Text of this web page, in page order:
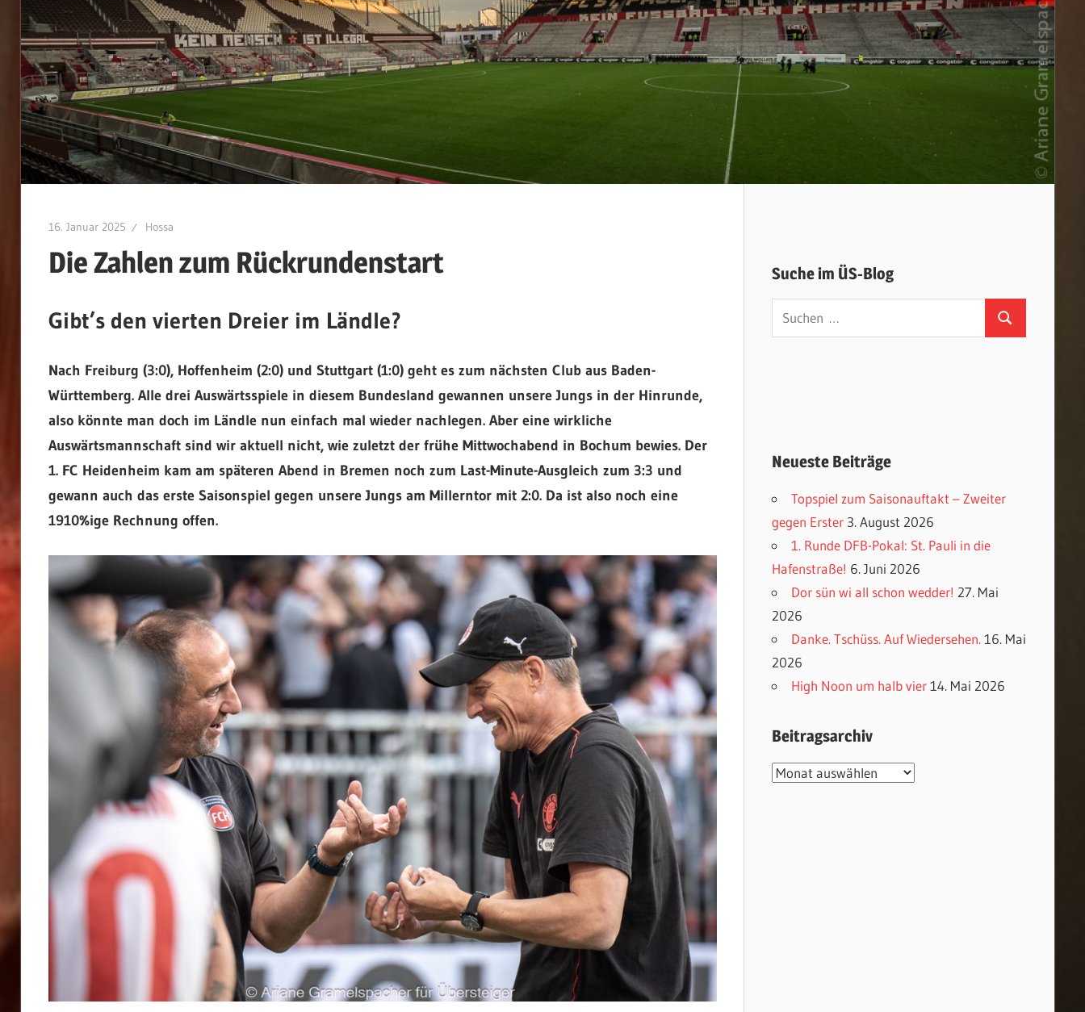
16. Januar 2025 Hossa
Die Zahlen zum Rückrundenstart
Gibt’s den vierten Dreier im Ländle?
Nach Freiburg (3:0), Hoffenheim (2:0) und Stuttgart (1:0) geht es zum nächsten Club aus Baden-
Württemberg. Alle drei Auswärtsspiele in diesem Bundesland gewannen unsere Jungs in der Hinrunde,
also könnte man doch im Ländle nun einfach mal wieder nachlegen. Aber eine wirkliche
Auswärtsmannschaft sind wir aktuell nicht, wie zuletzt der frühe Mittwochabend in Bochum bewies. Der
1. FC Heidenheim kam am späteren Abend in Bremen noch zum Last-Minute-Ausgleich zum 3:3 und
gewann auch das erste Saisonspiel gegen unsere Jungs am Millerntor mit 2:0. Da ist also noch eine
1910%ige Rechnung offen.
Suche im ÜS-Blog
Suchen
nach:
Suchen
Neueste Beiträge
Topspiel zum Saisonauftakt – Zweiter
gegen Erster 3. August 2026
1. Runde DFB-Pokal: St. Pauli in die
Hafenstraße! 6. Juni 2026
Dor sün wi all schon wedder! 27. Mai
2026
Danke. Tschüss. Auf Wiedersehen. 16. Mai
2026
High Noon um halb vier 14. Mai 2026
Beitragsarchiv
Beitragsarchiv